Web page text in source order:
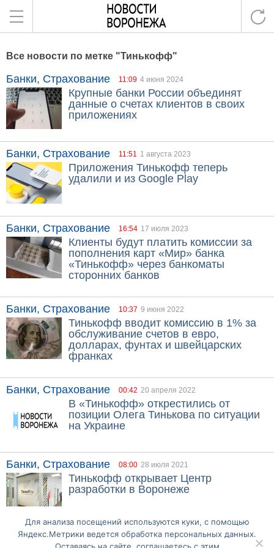
Все новости по метке "Тинькофф"
Банки, Страхование 11:09 4 июня 2024
Крупные банки России объединят
данные о счетах клиентов в своих
приложениях
Банки, Страхование 11:51 1 августа 2023
Приложения Тинькофф теперь
удалили и из Google Play
Банки, Страхование 16:54 17 июля 2023
Клиенты будут платить комиссии за
пополнения карт «Мир» банка
«Тинькофф» через банкоматы
сторонних банков
Банки, Страхование 10:37 9 июня 2022
Тинькофф вводит комиссию в 1% за
обслуживание счетов в евро,
долларах, фунтах и швейцарских
франках
Банки, Страхование 00:42 20 апреля 2022
В «Тинькофф» открестились от
позиции Олега Тинькова по ситуации
на Украине
Банки, Страхование 08:00 28 июля 2021
Тинькофф открывает Центр
разработки в Воронеже
Для анализа посещений используются куки, с помощью
Яндекс.Метрики ведется обработка персональных данных.